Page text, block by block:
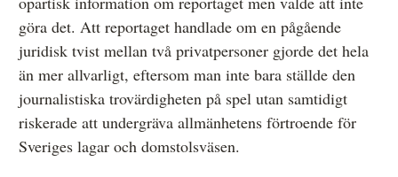
göra det. Att reportaget handlade om en pågående
juridisk tvist mellan två privatpersoner gjorde det hela
än mer allvarligt, eftersom man inte bara ställde den
journalistiska trovärdigheten på spel utan samtidigt
riskerade att undergräva allmänhetens förtroende för
Sveriges lagar och domstolsväsen.